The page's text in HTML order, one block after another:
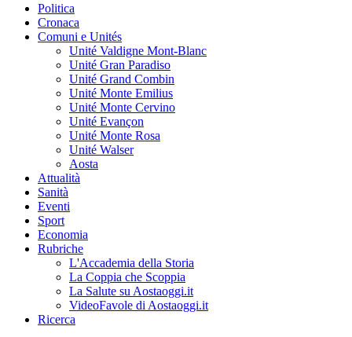
Politica
Cronaca
Comuni e Unités
Unité Valdigne Mont-Blanc
Unité Gran Paradiso
Unité Grand Combin
Unité Monte Emilius
Unité Monte Cervino
Unité Evançon
Unité Monte Rosa
Unité Walser
Aosta
Attualità
Sanità
Eventi
Sport
Economia
Rubriche
L'Accademia della Storia
La Coppia che Scoppia
La Salute su Aostaoggi.it
VideoFavole di Aostaoggi.it
Ricerca